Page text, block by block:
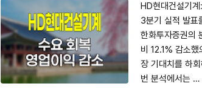
HD현대건설기
3분기 실적 발
한화투자증권의
비 12.1% 감소
장 기대치를 하
번 분석에서는 …